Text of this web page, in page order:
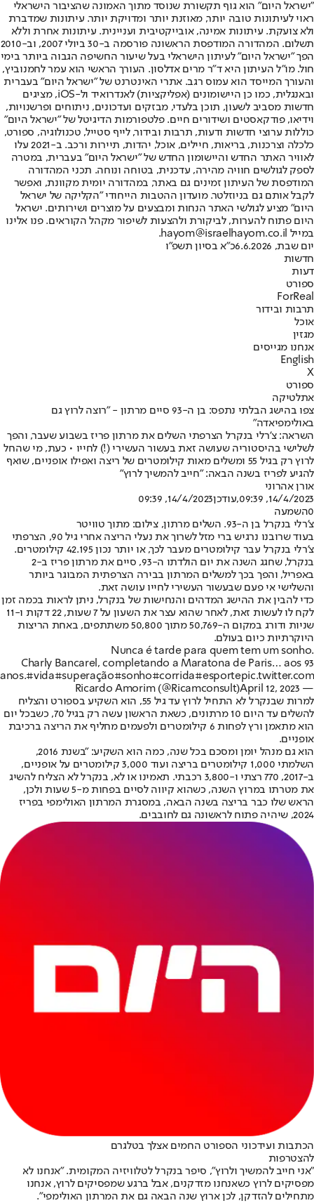
"ישראל היום" הוא גוף תקשורת שנוסד מתוך האמונה שהציבור הישראלי
ראוי לעיתונות טובה יותר, מאוזנת יותר ומדויקת יותר. עיתונות שמדברת
ולא צועקת. עיתונות אמינה, אובייקטיבית ועניינית. עיתונות אחרת וללא
תשלום. המהדורה המודפסת הראשונה פורסמה ב-30 ביולי 2007, וב-2010
הפך "ישראל היום" לעיתון הישראלי בעל שיעור החשיפה הגבוה ביותר בימי
חול. מו"ל העיתון היא ד"ר מרים אדלסון. העורך הראשי הוא עמר לחמנוביץ,
והעורך המייסד הוא עמוס רגב. אתרי האינטרנט של "ישראל היום" בעברית
ובאנגלית, כמו כן היישומונים (אפליקציות) לאנדרואיד ול-iOS, מציגים
חדשות מסביב לשעון, תוכן בלעדי, מבזקים ועדכונים, ניתוחים ופרשנויות,
וידיאו, פודקאסטים ושידורים חיים. פלטפורמות הדיגיטל של "ישראל היום"
כוללות ערוצי חדשות ודעות, תרבות ובידור, לייף סטייל, טכנולוגיה, ספורט,
כלכלה וצרכנות, בריאות, חיילים, אוכל, יהדות, תיירות ורכב. ב-2021 עלו
לאוויר האתר החדש והיישומון החדש של "ישראל היום" בעברית, במטרה
לספק לגולשים חוויה מהירה, עדכנית, בטוחה ונוחה. תכני המהדורה
המודפסת של העיתון זמינים גם באתר, במהדורה יומית מקוונת, ואפשר
לקבל אותם גם בניוזלטר. מועדון ההטבות הייחודי "הקליקה של ישראל
היום" מציע לגולשי האתר הנחות ומבצעים על מוצרים ושירותים. ישראל
היום פתוח להערות, לביקורת ולהצעות לשיפור מקהל הקוראים. פנו אלינו
במייל hayom@israelhayom.co.il.
יום שבת, 6.6.2026
כ"א בסיון תשפ"ו
חדשות
דעות
ספורט
ForReal
תרבות ובידור
אוכל
מגזין
אנחנו מגייסים
English
X
ספורט
אתלטיקה
צפו בהישג הבלתי נתפס: בן ה-93 סיים מרתון - "רוצה לרוץ גם
באולימפיאדה"
השראה: צ'רלי בנקרל הצרפתי השלים את מרתון פריז בשבוע שעבר, והפך
לשלישי בהיסטוריה שעושה זאת בעשור העשירי (!) לחייו • כעת, מי שהחל
לרוץ רק בגיל 55 ומשלים מאות קילומטרים של ריצה ואפילו אופניים, שואף
להגיע לפריז בשנה הבאה: "חייב להמשיך לרוץ"
אורן אהרוני
14/4/2023, 09:39
,עודכן14/4/2023, 09:39
0השמעה
צ'רלי בנקרל בן ה-93. השלים מרתון, צילום: מתוך טוויטר
בעוד שרובנו נרגיש ברי מזל לשרוך את נעלי הריצה אחרי גיל 90, הצרפתי
צ'רלי בנקרל עבר קילומטרים מעבר לכך, או יותר נכון 42.195 קילומטרים.
בנקרל, שחגג השנה את יום הולדתו ה-93, סיים את מרתון פריז ב-2
באפריל, והפך בכך למשלים המרתון בבירה הצרפתית המבוגר ביותר
והשלישי אי פעם שבעשור העשירי לחייו עושה זאת.
כדי להבין את ההישג המדהים והנחישות של בנקרל, ניתן לראות בכמה זמן
לקח לו לעשות זאת, לאחר שהוא עצר את השעון על 7 שעות, 22 דקות ו-11
שניות ודורג במקום ה-50,769 מתוך 50,800 משתתפים, באחת הריצות
היוקרתיות כיום בעולם.
Nunca é tarde para quem tem um sonho.
Charly Bancarel, completando a Maratona de Paris… aos 93
anos.#vida#superação#sonho#corrida#esporte
— Ricardo Amorim (@Ricamconsult)
April 12, 2023
למרות שבנקרל לא התחיל לרוץ עד גיל 55, הוא השקיע בספורט והצליח
להשלים עד היום 10 מרתונים, כשאת הראשון עשה רק בגיל 70, כשבכל יום
הוא מתאמן ורץ לפחות 6 קילומטרים ולפעמים מחליף את הריצה ברכיבת
אופניים.
הוא גם מנהל יומן ומסכם בכל שנה, כמה הוא השקיע: "בשנת 2016,
השלמתי 1,000 קילומטרים בריצה ועוד 3,000 קילומטרים על אופניים,
ב-2017, 770 רצתי ו-3,800 רכבתי. תאמינו או לא, בנקרל לא הצליח להשיג
את מטרתו במרוץ השנה, כשהוא קיווה לסיים בפחות מ-5 שעות ולכן,
הראש שלו כבר בריצה בשנה הבאה, במסגרת המרתון האולימפי בפריז
2024, שיהיה פתוח לראשונה גם לחובבים.
הכתבות ועידכוני הספורט החמים אצלך בטלגרם
להצטרפות
"אני חייב להמשיך ולרוץ", סיפר בנקרל לטלוויזיה המקומית. "אנחנו לא
מפסיקים לרוץ כשאנחנו מזדקנים, אבל ברגע שמפסיקים לרוץ, אנחנו
מתחילים להזדקן, לכן ארוץ שנה הבאה גם את המרתון האולימפי".